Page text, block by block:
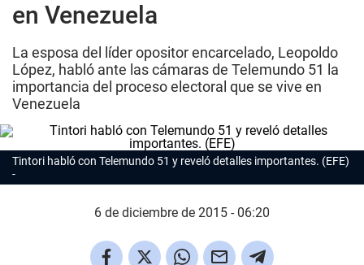
en Venezuela
La esposa del líder opositor encarcelado, Leopoldo
López, habló ante las cámaras de Telemundo 51 la
importancia del proceso electoral que se vive en
Venezuela
Tintori habló con Telemundo 51 y reveló detalles importantes. (EFE)
6 de diciembre de 2015 - 06:20